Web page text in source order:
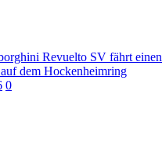
Revuelto SV fährt einen
dem Hockenheimring
0